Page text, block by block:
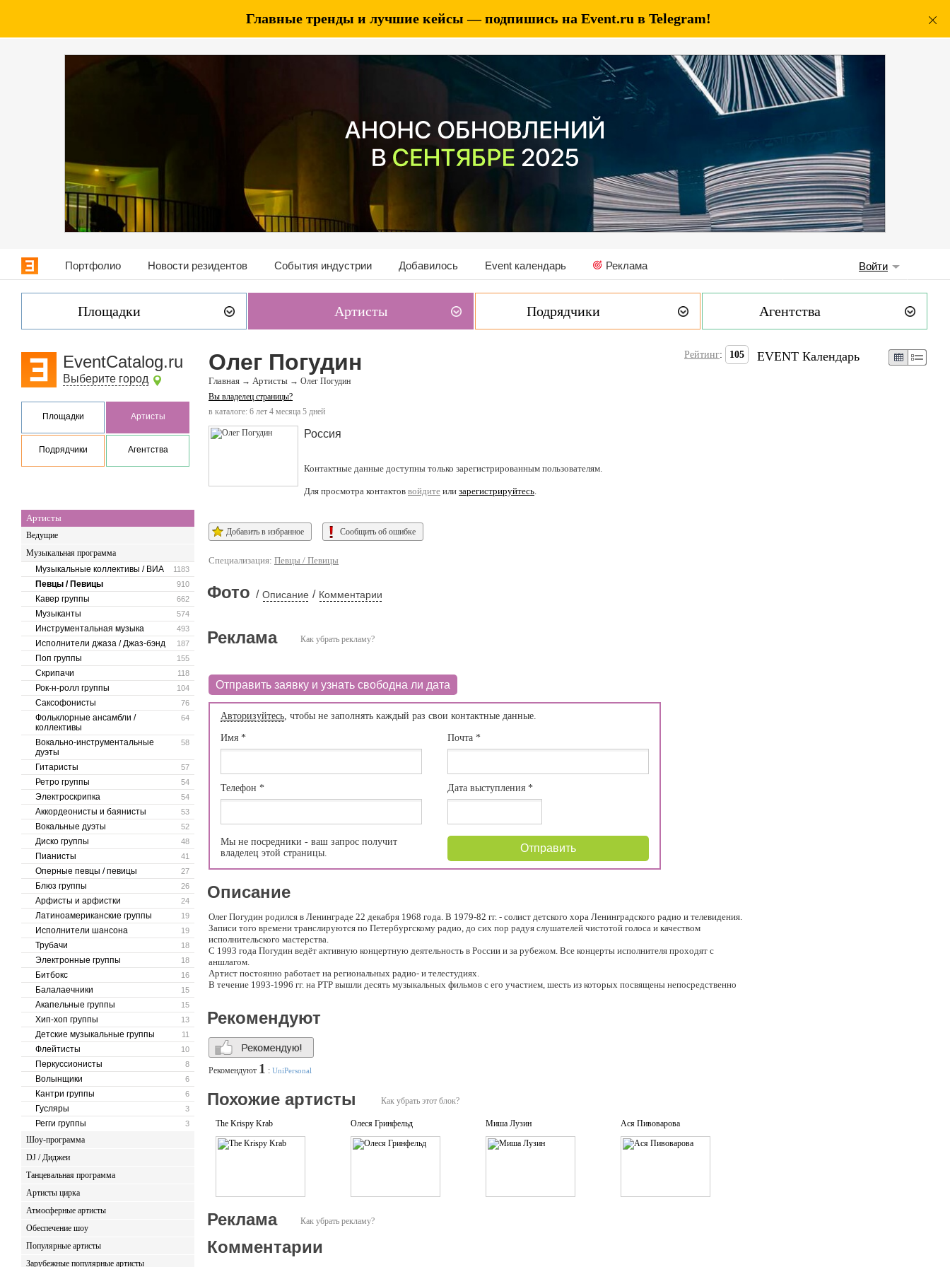
Главные тренды и лучшие кейсы — подпишись на Event.ru в Telegram!
Портфолио Новости резидентов События индустрии Добавилось Event календарь Реклама Войти
Площадки Артисты Подрядчики Агентства
EventCatalog.ru
Выберите город
Площадки Артисты
Подрядчики Агентства
Артисты
Ведущие
Музыкальная программа
1183
Музыкальные коллективы / ВИА
910
Певцы / Певицы
662
Кавер группы
574
Музыканты
493
Инструментальная музыка
187
Исполнители джаза / Джаз-бэнд
155
Поп группы
118
Скрипачи
104
Рок-н-ролл группы
76
Саксофонисты
64
Фольклорные ансамбли /
коллективы
58
Вокально-инструментальные
дуэты
57
Гитаристы
54
Ретро группы
54
Электроскрипка
53
Аккордеонисты и баянисты
52
Вокальные дуэты
48
Диско группы
41
Пианисты
27
Оперные певцы / певицы
26
Блюз группы
24
Арфисты и арфистки
19
Латиноамериканские группы
19
Исполнители шансона
18
Трубачи
18
Электронные группы
16
Битбокс
15
Балалаечники
15
Акапельные группы
13
Хип-хоп группы
11
Детские музыкальные группы
10
Флейтисты
8
Перкуссионисты
6
Волынщики
6
Кантри группы
3
Гусляры
3
Регги группы
Шоу-программа
DJ / Диджеи
Танцевальная программа
Артисты цирка
Атмосферные артисты
Обеспечение шоу
Популярные артисты
Зарубежные популярные артисты
Олег Погудин
Главная → Артисты → Олег Погудин
Вы владелец страницы?
в каталоге: 6 лет 4 месяца 5 дней
Рейтинг: 105
Россия
Контактные данные доступны только зарегистрированным пользователям.
Для просмотра контактов войдите или зарегистрируйтесь.
Добавить в избранное Сообщить об ошибке
Специализация: Певцы / Певицы
Фото / Описание / Комментарии
Как убрать рекламу?
Реклама
Отправить заявку и узнать свободна ли дата
Авторизуйтесь, чтобы не заполнять каждый раз свои контактные данные.
Имя *
Телефон *
Мы не посредники - ваш запрос получит
владелец этой страницы.
Почта*
Дата выступления*
Отправить
Описание
Олег Погудин родился в Ленинграде 22 декабря 1968 года. В 1979-82 гг. - солист детского хора Ленинградского радио и телевидения.
Записи того времени транслируются по Петербургскому радио, до сих пор радуя слушателей чистотой голоса и качеством
исполнительского мастерства.
С 1993 года Погудин ведёт активную концертную деятельность в России и за рубежом. Все концерты исполнителя проходят с
аншлагом.
Артист постоянно работает на региональных радио- и телестудиях.
В течение 1993-1996 гг. на РТР вышли десять музыкальных фильмов с его участием, шесть из которых посвящены непосредственно
В 1999 году артист стал лауреатом Царскосельской художественной премии "За постижение души русского романса"
В 2004 году Олегу Погудину присвоено звание "Заслуженный Артист России"
Рекомендуют
Рекомендуют 1 : UniPersonal
Как убрать этот блок?
Похожие артисты
The Krispy Krab Олеся Гринфельд Миша Лузин Ася Пивоварова
Как убрать рекламу?
Реклама
Комментарии
EVENT Календарь